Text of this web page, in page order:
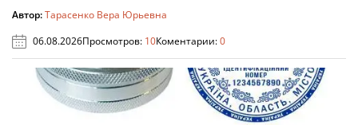
Автор:Тарасенко Вера Юрьевна
06.08.2026Просмотров: 10Коментарии:0